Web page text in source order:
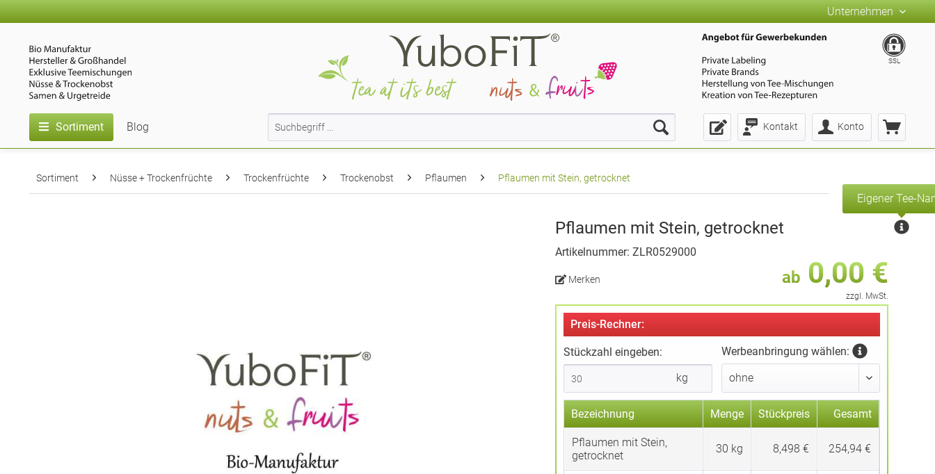
Unternehmen
Kontakt Konto
SSL
Sortiment Blog
Sortiment Nüsse + Trockenfrüchte Trockenfrüchte Trockenobst Pflaumen Pflaumen mit Stein, getrocknet
Pflaumen mit Stein, getrocknet
Eigener Tee-
Artikelnummer: ZLR0529000
ab 0,00 €
zzgl. MwSt.
Merken
Preis-Rechner:
Stückzahl eingeben:
kg
Werbeanbringung wählen:
Bezeichnung Menge Stückpreis Gesamt
Pflaumen mit Stein,
getrocknet
30 kg 8,498 € 254,94 €